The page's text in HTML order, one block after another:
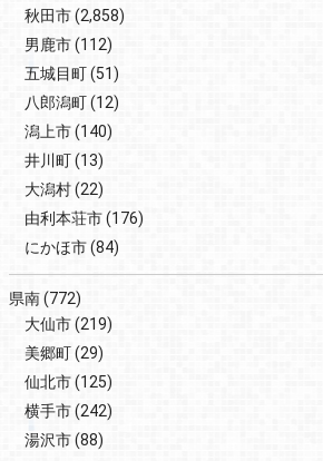
秋田市(2,858)
男鹿市(112)
五城目町(51)
八郎潟町(12)
潟上市(140)
井川町(13)
大潟村(22)
由利本荘市(176)
にかほ市(84)
県南(772)
大仙市(219)
美郷町(29)
仙北市(125)
横手市(242)
湯沢市(88)